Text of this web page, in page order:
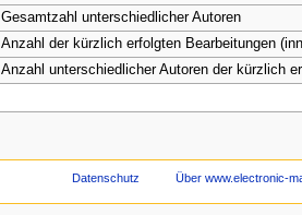
Gesamtzahl unterschiedlicher Autoren
Anzahl der kürzlich erfolgten Bearbeitungen
Anzahl unterschiedlicher Autoren der kürzlich
Datenschutz Über www.electronic-